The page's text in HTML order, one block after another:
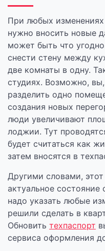
При любых
нужно вносить новые
может быть что
снести стену между
две комнаты в одну.
студиях. Возможно,
разделить одно
создания новых
люди увеличивают
лоджии. Тут
будет считаться как
затем вносятся в
Другими словами,
актуальное
надо указать любые
решили сделать в
Обновить техпаспорт
сервиса оформления